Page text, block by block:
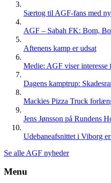
Særtog til AGF-fans med
AGF – Sabah FK: Bom,
Aftenens kamp er udsat
Medie: AGF viser interesse
Dagens kamptrup:
Mackies Pizza Truck
Jens Jønsson på Rundens
Udebaneafsnittet i Viborg
Se alle AGF nyheder
Menu